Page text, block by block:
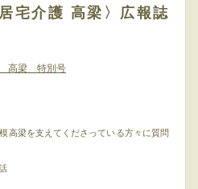
宅介護 高梁〉広報誌
高梁 特別号
高梁を支えてくださっている方々に質問